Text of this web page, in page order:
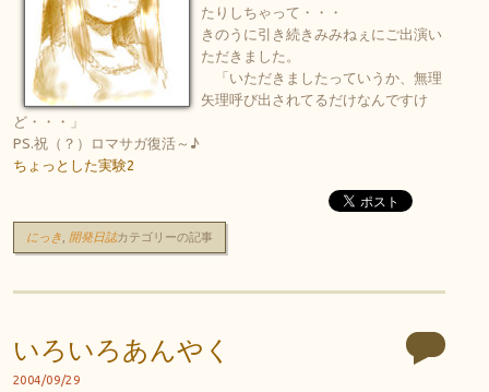
たりしちゃって・・・
きのうに引き続きみみねぇにご出演い
ただきました。
「いただきましたっていうか、無理
矢理呼び出されてるだけなんですけ
ど・・・」
PS.祝（？）ロマサガ復活～♪
ちょっとした実験2
にっき 開発日誌カテゴリーの記事
いろいろあんやく
2004/09/29